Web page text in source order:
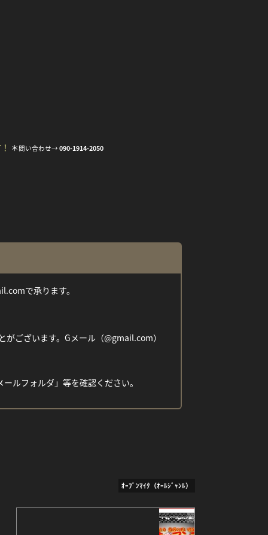
＊ 問い合わせ→ 090-1914-2050
で承ります。
ございます。Gメール（@gmail.com）
ルフォルダ」等を確認ください。
ｵｰﾌﾟﾝﾏｲｸ（ｵｰﾙｼﾞｬﾝﾙ）